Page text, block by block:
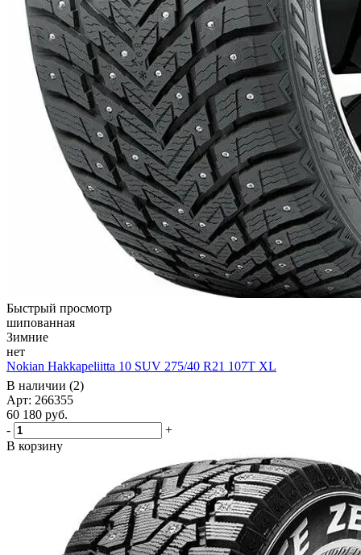
Быстрый просмотр
шипованная
Зимние
нет
Nokian Hakkapeliitta 10 SUV 275/40 R21 107T XL
В наличии (2)
Арт: 266355
60 180 руб.
-
+
В корзину